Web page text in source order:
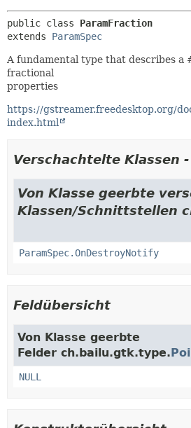
public class ParamFraction
extends ParamSpec
A fundamental type that describes a
fractional
properties
https://gstreamer.freedesktop.org/
index.html
Verschachtelte Klassen
Von Klasse geerbte
Klassen/Schnittstellen
ParamSpec.OnDestroyNotify
Feldübersicht
Von Klasse geerbte
Felder ch.bailu.gtk.type.
NULL